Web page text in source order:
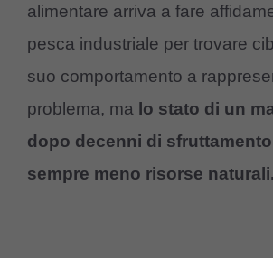
alimentare arriva a fare
pesca industriale per trovare
suo comportamento a
problema, ma lo stato di un
dopo decenni di
sempre meno risorse naturali.